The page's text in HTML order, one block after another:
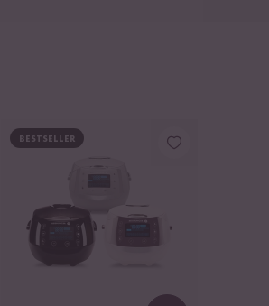
BESTSELLER